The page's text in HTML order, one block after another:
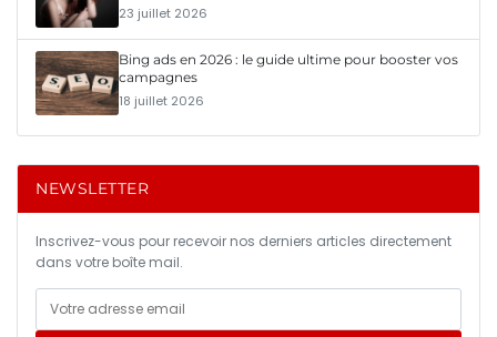
23 juillet 2026
Bing ads en 2026 : le guide ultime pour booster vos
campagnes
18 juillet 2026
NEWSLETTER
Inscrivez-vous pour recevoir nos derniers articles directement
dans votre boîte mail.